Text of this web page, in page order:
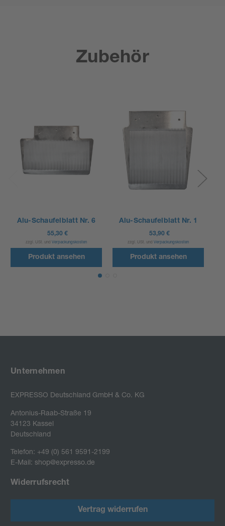
Zubehör
Alu-Schaufelblatt Nr. 6
55,30 €
zzgl. USt. und Verpackungskosten
Produkt ansehen
Alu-Schaufelblatt Nr. 1
53,90 €
zzgl. USt. und Verpackungskosten
Produkt ansehen
Unternehmen
EXPRESSO Deutschland GmbH & Co. KG
Antonius-Raab-Straße 19
34123 Kassel
Deutschland
Telefon: +49 (0) 561 9591-2199
E-Mail: shop@expresso.de
Widerrufsrecht
Vertrag widerrufen